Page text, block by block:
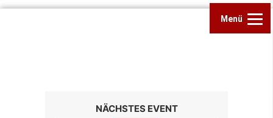
NÄCHSTES EVENT
Menü